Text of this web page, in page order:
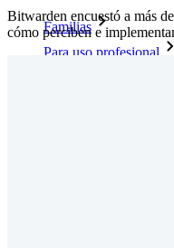
Familias
Para uso profesional
Bitwarden encuestó a más
cómo perciben e